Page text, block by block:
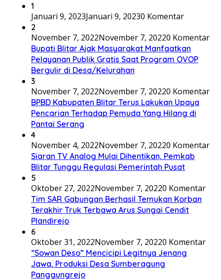
1
Januari 9, 2023Januari 9, 20230 Komentar
2
November 7, 2022November 7, 20220 Komentar
Bupati Blitar Ajak Masyarakat Manfaatkan
Pelayanan Publik Gratis Saat Program OVOP
Bergulir di Desa/Kelurahan
3
November 7, 2022November 7, 20220 Komentar
BPBD Kabupaten Blitar Terus Lakukan Upaya
Pencarian Terhadap Pemuda Yang Hilang di
Pantai Serang
4
November 4, 2022November 7, 20220 Komentar
Siaran TV Analog Mulai Dihentikan, Pemkab
Blitar Tunggu Regulasi Pemerintah Pusat
5
Oktober 27, 2022November 7, 20220 Komentar
Tim SAR Gabungan Berhasil Temukan Korban
Terakhir Truk Terbawa Arus Sungai Cendit
Plandirejo
6
Oktober 31, 2022November 7, 20220 Komentar
“Sowan Deso” Mencicipi Legitnya Jenang
Jawa, Produksi Desa Sumberagung
Panggungrejo